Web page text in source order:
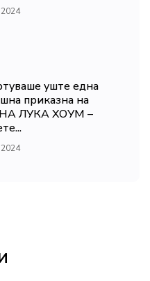
уште една
приказна на
ЛУКА ХОУМ –